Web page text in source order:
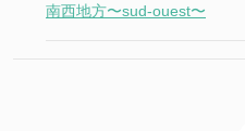
南西地方〜sud-ouest〜